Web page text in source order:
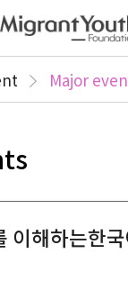
Major
이해하는한